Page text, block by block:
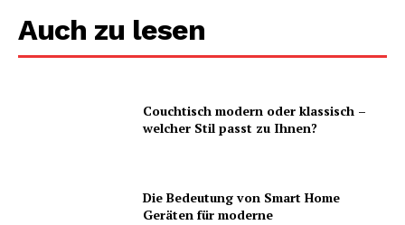
Auch zu lesen
Couchtisch modern oder klassisch –
welcher Stil passt zu Ihnen?
Die Bedeutung von Smart Home
Geräten für moderne